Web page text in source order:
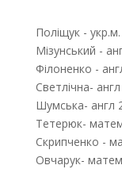
Поліщук -
Мізунський -
Філоненко -
Светлічна-
Шумська- англ
Тетерюк-
Скрипченко -
Овчарук-